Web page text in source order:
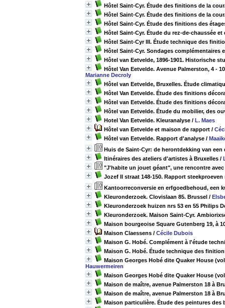
Hôtel Saint-Cyr. Étude des finitions de la
Hôtel Saint-Cyr. Étude des finitions de la
Hôtel Saint-Cyr. Étude des finitions des
Hôtel Saint-Cyr. Étude du rez-de-chaussée et
Hôtel Saint-Cyr III. Étude technique des
Hôtel Saint-Cyr. Sondages
Hôtel van Eetvelde, 1896-1901. Historische
Hôtel Van Eetvelde. Avenue Palmerston, 4 -
Marianne Decroly
Hôtel van Eetvelde, Bruxelles. Étude
Hôtel Van Eetvelde. Étude des finitions
Hôtel van Eetvelde. Étude des finitions
Hôtel van Eetvelde. Étude du mobilier, des
Hotel Van Eetvelde. Kleuranalyse / L. Maes
Hôtel van Eetvelde et maison de rapport /
Hôtel van Eetvelde. Rapport d'analyse /
Huis de Saint-Cyr: de herontdekking van een
Itinéraires des ateliers d'artistes à Bruxelles /
"J'habite un jouet géant", une rencontre
Jozef II straat 148-150. Rapport
Kantoorreconversie en erfgoedbehoud, een
Kleuronderzoek. Clovislaan 85. Brussel /
Kleuronderzoek huizen nrs 53 en 55 Philips
Kleuronderzoek. Maison Saint-Cyr.
Maison bourgeoise Square Gutenberg 19, à
Maison Claessens / Cécile Dubois
Maison G. Hobé. Complément à l'étude
Maison G. Hobé. Étude technique des
Maison Georges Hobé dite Quaker House
Hauwermeiren
Maison Georges Hobé dite Quaker House
Maison de maître, avenue Palmerston 18 à
Maison de maître, avenue Palmerston 18 à
Maison particulière. Étude des peintures des